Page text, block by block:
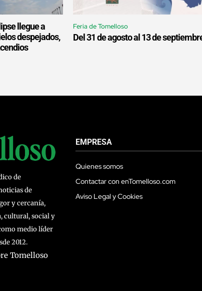
llegue a
despejados,
Feria de Tomelloso
Del 31 de agosto al 13 de
de
de
y cercanía,
cultural, social y
medio líder
2012.
Tomelloso
EMPRESA
Quienes somos
Contactar con enTomelloso.com
Aviso Legal y Cookies